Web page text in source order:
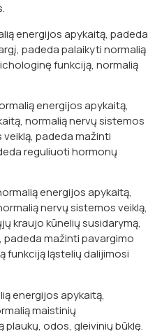
energijos apykaitą, padeda
padeda palaikyti normalią
funkciją, normalią
energijos apykaitą,
normalią nervų sistemos
padeda mažinti
reguliuoti hormonų
energijos apykaitą,
nervų sistemos veiklą,
kraujo kūnelių susidarymą,
padeda mažinti pavargimo
funkciją ląstelių dalijimosi
energijos apykaitą,
maistinių
odos, gleivinių būklę.